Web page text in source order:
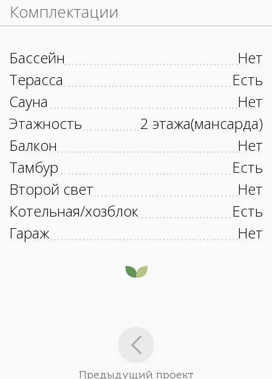
Комплектации
Бассейн
Нет
Терасса
Есть
Сауна
Нет
Этажность
2 этажа(мансарда)
Балкон
Нет
Тамбур
Есть
Второй свет
Нет
Котельная/хозблок
Есть
Гараж
Нет
Предыдущий проект